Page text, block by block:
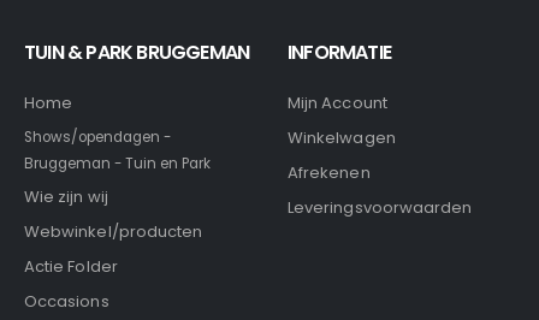
TUIN & PARK BRUGGEMAN
Home
Shows/opendagen -
Bruggeman - Tuin en Park
Wie zijn wij
Webwinkel/producten
Actie Folder
Occasions
INFORMATIE
Mijn Account
Winkelwagen
Afrekenen
Leveringsvoorwaarden